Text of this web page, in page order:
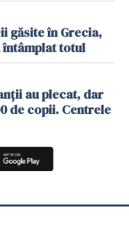
găsite în Grecia,
întâmplat totul
au plecat, dar
de copii. Centrele